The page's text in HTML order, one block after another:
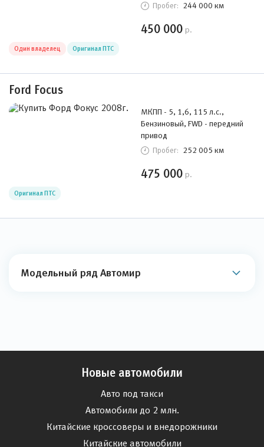
Пробег: 244 000 км
450 000 р.
Один владелец Оригинал ПТС
Ford Focus
МКПП - 5, 1,6, 115 л.с.,
Бензиновый, FWD - передний
привод
Пробег: 252 005 км
475 000 р.
Оригинал ПТС
Модельный ряд Автомир
Новые автомобили
Авто под такси
Автомобили до 2 млн.
Китайские кроссоверы и внедорожники
Китайские автомобили